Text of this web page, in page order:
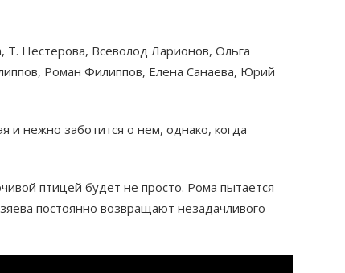
Нестерова, Всеволод Ларионов, Ольга
Роман Филиппов, Елена Санаева, Юрий
и нежно заботится о нем, однако, когда
птицей будет не просто. Рома пытается
постоянно возвращают незадачливого